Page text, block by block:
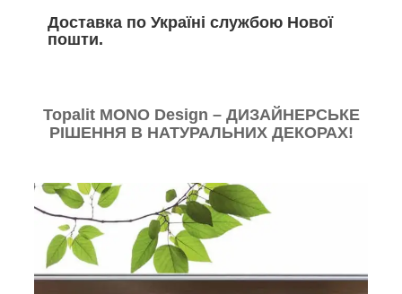
Доставка по Україні службою Нової
пошти.
Topalit MONO Design – ДИЗАЙНЕРСЬКЕ
РІШЕННЯ В НАТУРАЛЬНИХ ДЕКОРАХ!